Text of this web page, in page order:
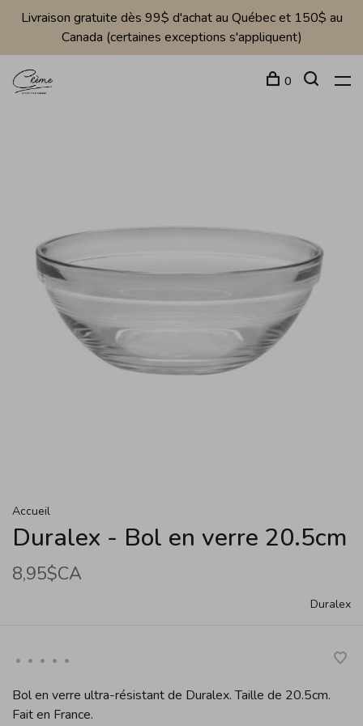
Livraison gratuite dès 99$ d'achat au Québec et 150$ au
Canada (certaines exceptions s'appliquent)
0
Accueil
Duralex - Bol en verre 20.5cm
8,95$CA
Duralex
• • • • •
Bol en verre ultra-résistant de Duralex. Taille de 20.5cm.
Fait en France.